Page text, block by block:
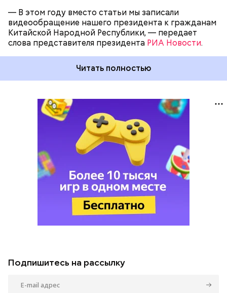
— В этом году вместо статьи мы записали
видеообращение нашего президента к гражданам
Китайской Народной Республики, — передает
слова представителя президента РИА Новости.
Читать полностью
Подпишитесь на рассылку